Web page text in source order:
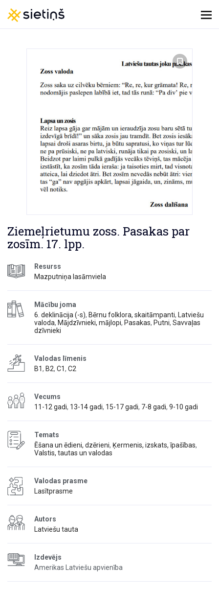
Ziemeļrietumu zoss. Pasakas par
zosīm. 17. lpp.
Resurss
Mazputniņa lasāmviela
Mācību joma
6. deklinācija (-s), Bērnu folklora, skaitāmpanti, Latviešu
valoda, Mājdzīvnieki, mājlopi, Pasakas, Putni, Savvaļas
dzīvnieki
Valodas līmenis
B1, B2, C1, C2
Vecums
11-12 gadi, 13-14 gadi, 15-17 gadi, 7-8 gadi, 9-10 gadi
Temats
Ēšana un ēdieni, dzērieni, Ķermenis, izskats, īpašības,
Valstis, tautas un valodas
Valodas prasme
Lasītprasme
Autors
Latviešu tauta
Izdevējs
Amerikas Latviešu apvienība